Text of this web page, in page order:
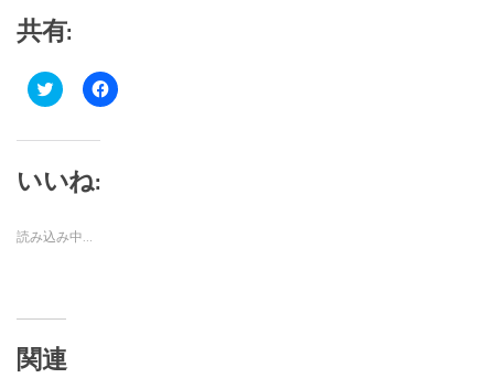
共有:
ク
リ
し
Twitter
で
(新
し
ド
で
開
き
Facebook
で
いいね:
読み込み中…
関連